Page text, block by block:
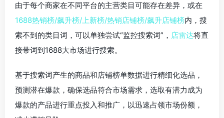
由于每个商家在不同平台的主营类目可能存在差异，或在
1688热销榜/飙升榜/上新榜/热销店铺榜/飙升店铺榜内，搜
索不到的类目词，可以单独尝试“监控搜索词”， 店雷达将直
接带词到1688大市场进行搜索。
基于搜索词产生的商品和店铺榜单数据进行精细化选品，
预测潜在爆款，确保选品符合市场需求，选取有潜力成为
爆款的产品进行重点投入和推广，以迅速占领市场份额，